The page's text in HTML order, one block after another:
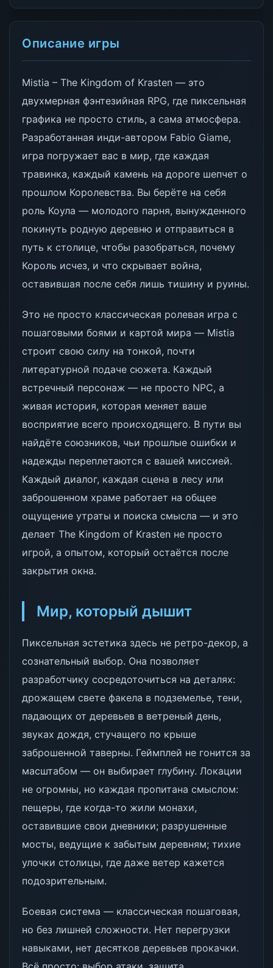
Описание игры
Mistia – The Kingdom of Krasten — это
двухмерная фэнтезийная RPG, где пиксельная
графика не просто стиль, а сама атмосфера.
Разработанная инди-автором Fabio Giame,
игра погружает вас в мир, где каждая
травинка, каждый камень на дороге шепчет о
прошлом Королевства. Вы берёте на себя
роль Коула — молодого парня, вынужденного
покинуть родную деревню и отправиться в
путь к столице, чтобы разобраться, почему
Король исчез, и что скрывает война,
оставившая после себя лишь тишину и руины.
Это не просто классическая ролевая игра с
пошаговыми боями и картой мира — Mistia
строит свою силу на тонкой, почти
литературной подаче сюжета. Каждый
встречный персонаж — не просто NPC, а
живая история, которая меняет ваше
восприятие всего происходящего. В пути вы
найдёте союзников, чьи прошлые ошибки и
надежды переплетаются с вашей миссией.
Каждый диалог, каждая сцена в лесу или
заброшенном храме работает на общее
ощущение утраты и поиска смысла — и это
делает The Kingdom of Krasten не просто
игрой, а опытом, который остаётся после
закрытия окна.
Мир, который дышит
Пиксельная эстетика здесь не ретро-декор, а
сознательный выбор. Она позволяет
разработчику сосредоточиться на деталях:
дрожащем свете факела в подземелье, тени,
падающих от деревьев в ветреный день,
звуках дождя, стучащего по крыше
заброшенной таверны. Геймплей не гонится за
масштабом — он выбирает глубину. Локации
не огромны, но каждая пропитана смыслом:
пещеры, где когда-то жили монахи,
оставившие свои дневники; разрушенные
мосты, ведущие к забытым деревням; тихие
улочки столицы, где даже ветер кажется
подозрительным.
Боевая система — классическая пошаговая,
но без лишней сложности. Нет перегрузки
навыками, нет десятков деревьев прокачки.